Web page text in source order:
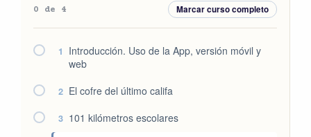
0 de 4 Marcar curso completo
1
Introducción. Uso de la App, versión móvil y
web
2 El cofre del último califa
3 101 kilómetros escolares